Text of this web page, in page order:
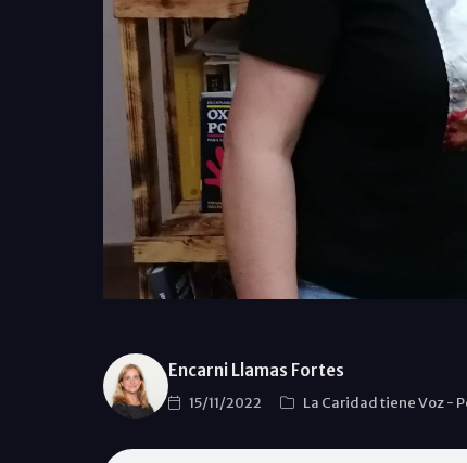
Encarni Llamas Fortes
15/11/2022 La Caridad tiene Voz-